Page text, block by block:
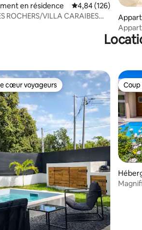
en résidence Évaluation moyenne
4,84 (126)
ROCHERS/VILLA CARAIBES
plages
cœur voyageurs
cœur voyageurs